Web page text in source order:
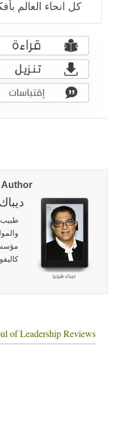
كل انحاء العالم
طبيب
of Leadership Reviews